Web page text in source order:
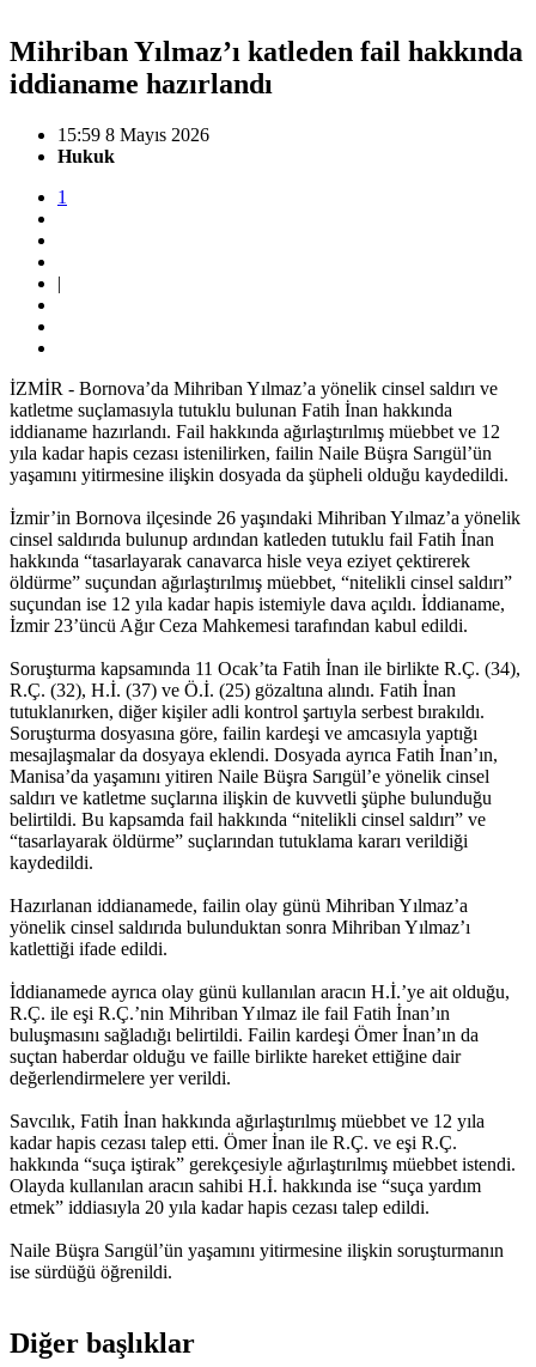
Mihriban Yılmaz’ı katleden fail hakkında
iddianame hazırlandı
15:59 8 Mayıs 2026
Hukuk
1
|
İZMİR - Bornova’da Mihriban Yılmaz’a yönelik cinsel saldırı ve
katletme suçlamasıyla tutuklu bulunan Fatih İnan hakkında
iddianame hazırlandı. Fail hakkında ağırlaştırılmış müebbet ve 12
yıla kadar hapis cezası istenilirken, failin Naile Büşra Sarıgül’ün
yaşamını yitirmesine ilişkin dosyada da şüpheli olduğu kaydedildi.
İzmir’in Bornova ilçesinde 26 yaşındaki Mihriban Yılmaz’a yönelik
cinsel saldırıda bulunup ardından katleden tutuklu fail Fatih İnan
hakkında “tasarlayarak canavarca hisle veya eziyet çektirerek
öldürme” suçundan ağırlaştırılmış müebbet, “nitelikli cinsel saldırı”
suçundan ise 12 yıla kadar hapis istemiyle dava açıldı. İddianame,
İzmir 23’üncü Ağır Ceza Mahkemesi tarafından kabul edildi.
Soruşturma kapsamında 11 Ocak’ta Fatih İnan ile birlikte R.Ç. (34),
R.Ç. (32), H.İ. (37) ve Ö.İ. (25) gözaltına alındı. Fatih İnan
tutuklanırken, diğer kişiler adli kontrol şartıyla serbest bırakıldı.
Soruşturma dosyasına göre, failin kardeşi ve amcasıyla yaptığı
mesajlaşmalar da dosyaya eklendi. Dosyada ayrıca Fatih İnan’ın,
Manisa’da yaşamını yitiren Naile Büşra Sarıgül’e yönelik cinsel
saldırı ve katletme suçlarına ilişkin de kuvvetli şüphe bulunduğu
belirtildi. Bu kapsamda fail hakkında “nitelikli cinsel saldırı” ve
“tasarlayarak öldürme” suçlarından tutuklama kararı verildiği
kaydedildi.
Hazırlanan iddianamede, failin olay günü Mihriban Yılmaz’a
yönelik cinsel saldırıda bulunduktan sonra Mihriban Yılmaz’ı
katlettiği ifade edildi.
İddianamede ayrıca olay günü kullanılan aracın H.İ.’ye ait olduğu,
R.Ç. ile eşi R.Ç.’nin Mihriban Yılmaz ile fail Fatih İnan’ın
buluşmasını sağladığı belirtildi. Failin kardeşi Ömer İnan’ın da
suçtan haberdar olduğu ve faille birlikte hareket ettiğine dair
değerlendirmelere yer verildi.
Savcılık, Fatih İnan hakkında ağırlaştırılmış müebbet ve 12 yıla
kadar hapis cezası talep etti. Ömer İnan ile R.Ç. ve eşi R.Ç.
hakkında “suça iştirak” gerekçesiyle ağırlaştırılmış müebbet istendi.
Olayda kullanılan aracın sahibi H.İ. hakkında ise “suça yardım
etmek” iddiasıyla 20 yıla kadar hapis cezası talep edildi.
Naile Büşra Sarıgül’ün yaşamını yitirmesine ilişkin soruşturmanın
ise sürdüğü öğrenildi.
Diğer başlıklar